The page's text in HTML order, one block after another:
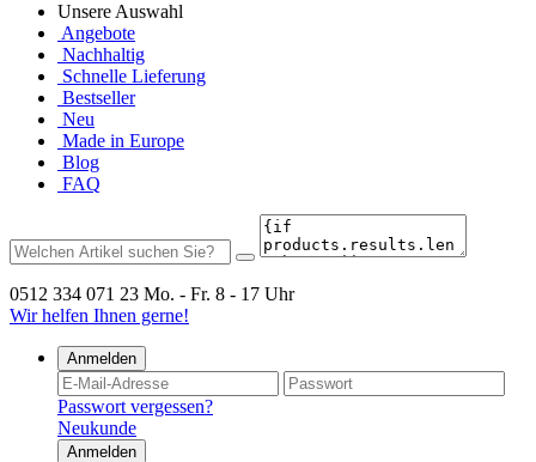
Unsere Auswahl
Angebote
Nachhaltig
Schnelle Lieferung
Bestseller
Neu
Made in Europe
Blog
FAQ
0512 334 071 23 Mo. - Fr. 8 - 17 Uhr
Wir helfen Ihnen gerne!
Anmelden
Passwort vergessen?
Neukunde
Anmelden